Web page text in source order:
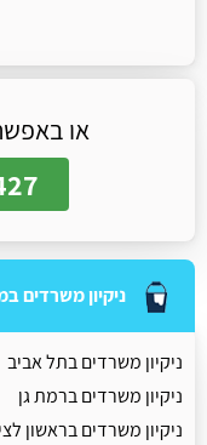
או
ניקיון משרדים
ניקיון משרדים בתל אביב
ניקיון משרדים ברמת גן
ניקיון משרדים בראשון